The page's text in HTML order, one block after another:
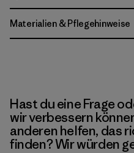
Materialien & Pflegehinweise
Hast du eine Frage
wir verbessern
anderen helfen, das
finden? Wir würden